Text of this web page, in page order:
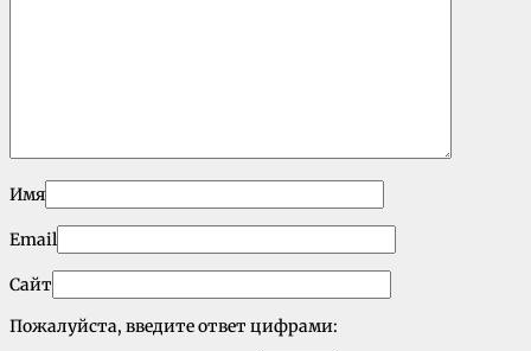
Имя
Email
Сайт
Пожалуйста, введите ответ цифрами: